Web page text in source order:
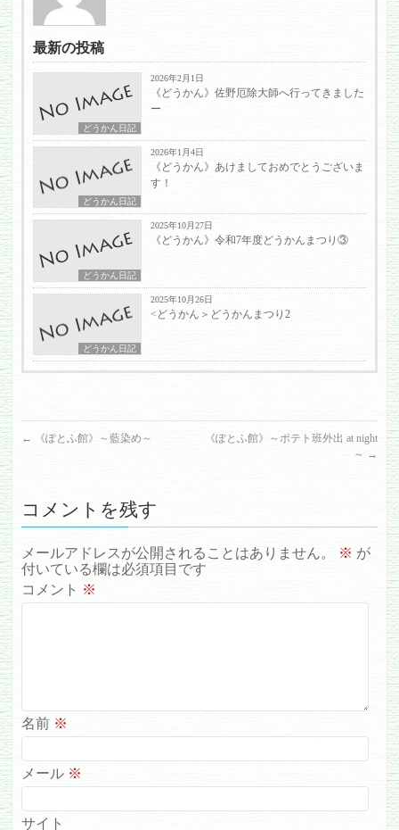
最新の投稿
どうかん日記
2026年2月1日
《どうかん》佐野厄除大師へ行ってきました
ー
どうかん日記
2026年1月4日
《どうかん》あけましておめでとうございま
す！
どうかん日記
2025年10月27日
《どうかん》令和7年度どうかんまつり③
どうかん日記
2025年10月26日
<どうかん＞どうかんまつり2
← 《ぽとふ館》～藍染め～
《ぽとふ館》～ポテト班外出 at night
～ →
コメントを残す
メールアドレスが公開されることはありません。 ※ が
付いている欄は必須項目です
コメント ※
名前 ※
メール ※
サイト